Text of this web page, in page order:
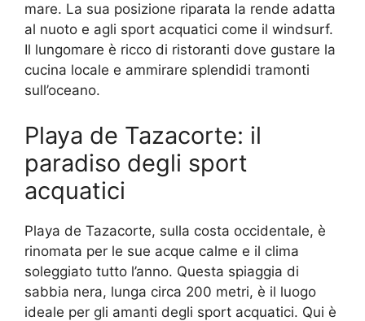
mare. La sua posizione riparata la rende adatta
al nuoto e agli sport acquatici come il windsurf.
Il lungomare è ricco di ristoranti dove gustare la
cucina locale e ammirare splendidi tramonti
sull’oceano.
Playa de Tazacorte: il
paradiso degli sport
acquatici
Playa de Tazacorte, sulla costa occidentale, è
rinomata per le sue acque calme e il clima
soleggiato tutto l’anno. Questa spiaggia di
sabbia nera, lunga circa 200 metri, è il luogo
ideale per gli amanti degli sport acquatici. Qui è